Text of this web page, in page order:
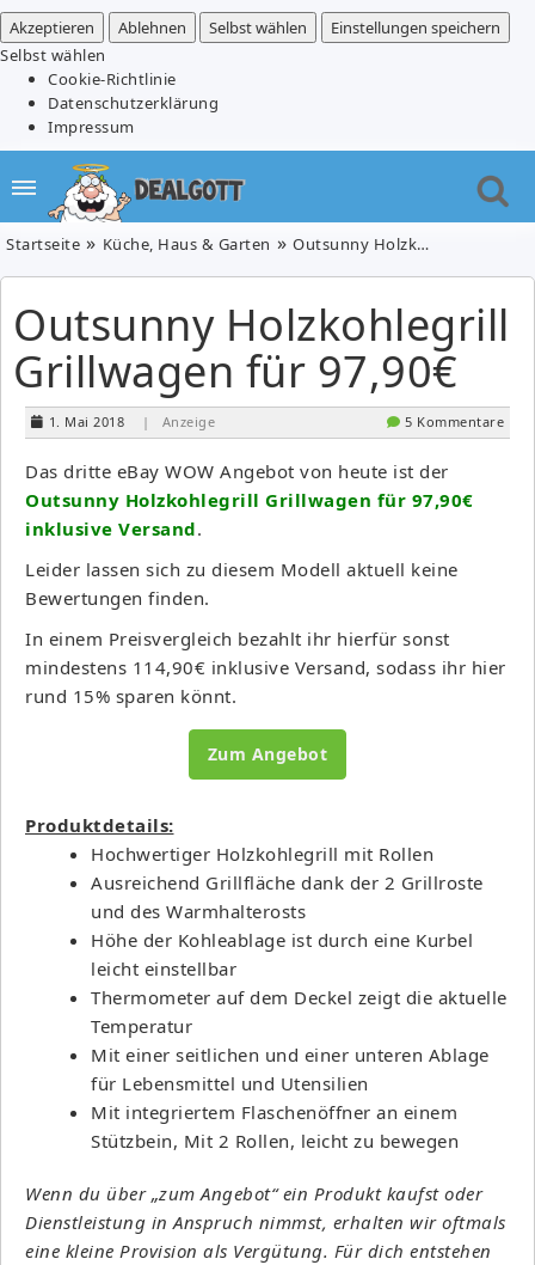
Akzeptieren
Ablehnen Selbst wählen
Einstellungen speichern
Selbst wählen
Cookie-Richtlinie
Datenschutzerklärung
Impressum
Startseite Küche, Haus & Garten Outsunny Holzkohlegrill Grillwagen für 97,90€
Outsunny Holzkohlegrill
Grillwagen für 97,90€
1. Mai 2018 | Anzeige 5 Kommentare
Das dritte eBay WOW Angebot von heute ist der
Outsunny Holzkohlegrill Grillwagen für 97,90€
inklusive Versand.
Leider lassen sich zu diesem Modell aktuell keine
Bewertungen finden.
In einem Preisvergleich bezahlt ihr hierfür sonst
mindestens 114,90€ inklusive Versand, sodass ihr hier
rund 15% sparen könnt.
Zum Angebot
Produktdetails:
Hochwertiger Holzkohlegrill mit Rollen
Ausreichend Grillfläche dank der 2 Grillroste
und des Warmhalterosts
Höhe der Kohleablage ist durch eine Kurbel
leicht einstellbar
Thermometer auf dem Deckel zeigt die aktuelle
Temperatur
Mit einer seitlichen und einer unteren Ablage
für Lebensmittel und Utensilien
Mit integriertem Flaschenöffner an einem
Stützbein, Mit 2 Rollen, leicht zu bewegen
Wenn du über „zum Angebot“ ein Produkt kaufst oder
Dienstleistung in Anspruch nimmst, erhalten wir oftmals
eine kleine Provision als Vergütung. Für dich entstehen